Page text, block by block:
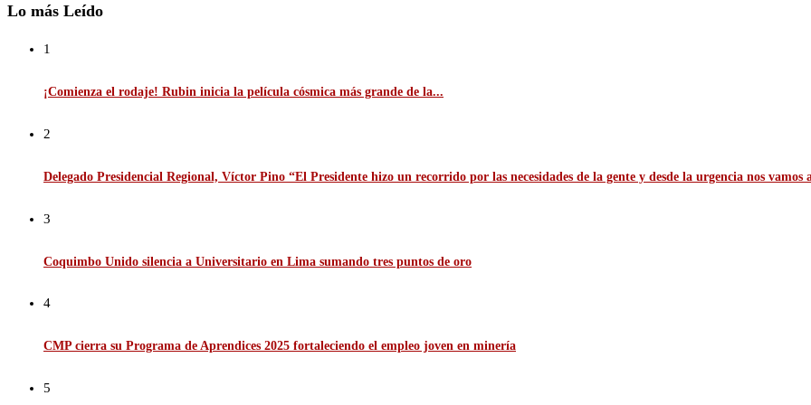
Lo más Leído
1
¡Comienza el rodaje! Rubin inicia la película cósmica más grande de la...
2
Delegado Presidencial Regional, Víctor Pino “El Presidente hizo un recorrido por las necesidades de la gente y desde la urgencia nos vamos
3
Coquimbo Unido silencia a Universitario en Lima sumando tres puntos de oro
4
CMP cierra su Programa de Aprendices 2025 fortaleciendo el empleo joven en minería
5